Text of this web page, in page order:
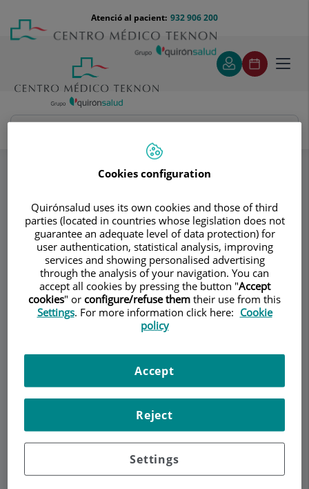
contingut
Menú
teléfono
cabecera
932 906 200
Atenció al pacient:
PsiquiaTEK
PsiquiaTEK
PSICOLOGIA CLÍNICA ADULTS
PSIQUIATRIA ADULTS
PSIQUIATRIA INFANTIL I ADOLESCENT
DescripcióServeisEquipContacteDades d'interès
Demanar Cita
Cookies configuration
Quirónsalud uses its own cookies and those of third
parties (located in countries whose legislation does not
guarantee an adequate level of data protection) for
user authentication, statistical analysis, improving
services and showing personalised advertising
through the analysis of your navigation. You can
accept all cookies by pressing the button "Accept
cookies" or configure/refuse them their use from this
Settings. For more information click here: Cookie
policy
Settings
Reject
Accept